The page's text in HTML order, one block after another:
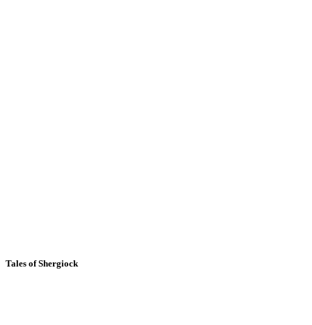
Tales of Shergiock